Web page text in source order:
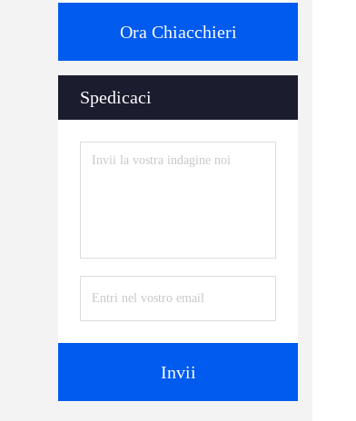
Ora Chiacchieri
Spedicaci
Invii